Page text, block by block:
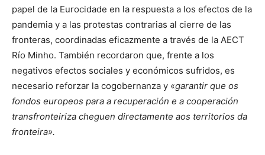
papel de la Eurocidade en la respuesta a los efectos de la
pandemia y a las protestas contrarias al cierre de las
fronteras, coordinadas eficazmente a través de la AECT
Río Minho. También recordaron que, frente a los
negativos efectos sociales y económicos sufridos, es
necesario reforzar la cogobernanza y «garantir que os
fondos europeos para a recuperación e a cooperación
transfronteiriza cheguen directamente aos territorios da
fronteira».